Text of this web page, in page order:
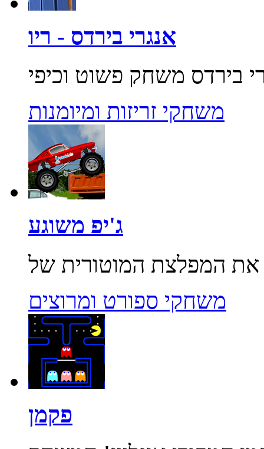
אנגרי בירדס - ריו
משחקי זריזות ומיומנות
ג'יפ משוגע
משחקי ספורט ומרוצים
פקמן